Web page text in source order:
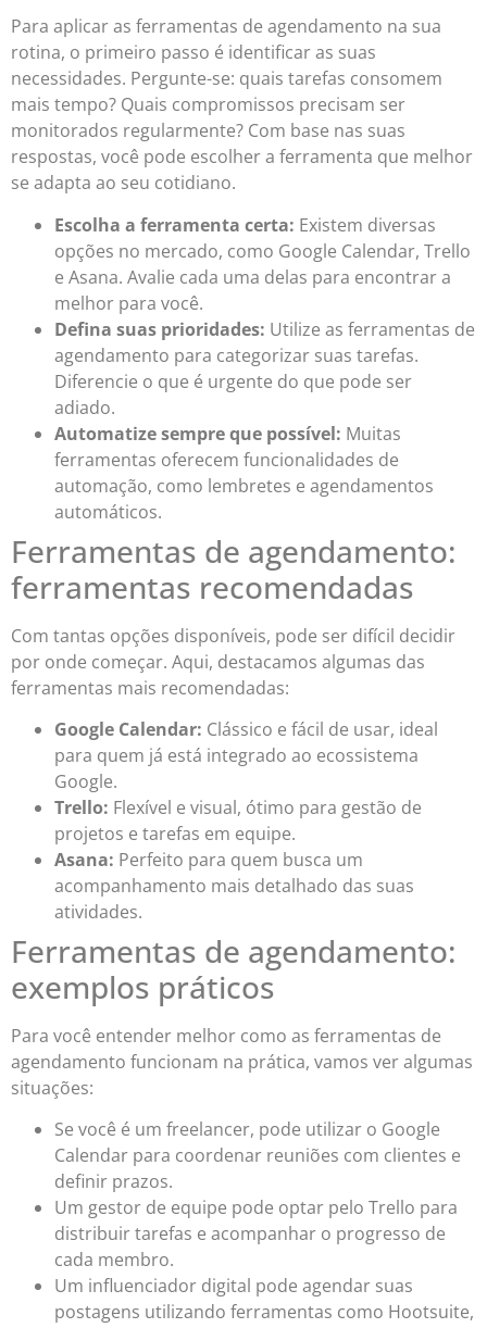
Para aplicar as ferramentas de agendamento na sua
rotina, o primeiro passo é identificar as suas
necessidades. Pergunte-se: quais tarefas consomem
mais tempo? Quais compromissos precisam ser
monitorados regularmente? Com base nas suas
respostas, você pode escolher a ferramenta que melhor
se adapta ao seu cotidiano.
Escolha a ferramenta certa: Existem diversas
opções no mercado, como Google Calendar, Trello
e Asana. Avalie cada uma delas para encontrar a
melhor para você.
Defina suas prioridades: Utilize as ferramentas de
agendamento para categorizar suas tarefas.
Diferencie o que é urgente do que pode ser
adiado.
Automatize sempre que possível: Muitas
ferramentas oferecem funcionalidades de
automação, como lembretes e agendamentos
automáticos.
Ferramentas de agendamento:
ferramentas recomendadas
Com tantas opções disponíveis, pode ser difícil decidir
por onde começar. Aqui, destacamos algumas das
ferramentas mais recomendadas:
Google Calendar: Clássico e fácil de usar, ideal
para quem já está integrado ao ecossistema
Google.
Trello: Flexível e visual, ótimo para gestão de
projetos e tarefas em equipe.
Asana: Perfeito para quem busca um
acompanhamento mais detalhado das suas
atividades.
Ferramentas de agendamento:
exemplos práticos
Para você entender melhor como as ferramentas de
agendamento funcionam na prática, vamos ver algumas
situações:
Se você é um freelancer, pode utilizar o Google
Calendar para coordenar reuniões com clientes e
definir prazos.
Um gestor de equipe pode optar pelo Trello para
distribuir tarefas e acompanhar o progresso de
cada membro.
Um influenciador digital pode agendar suas
postagens utilizando ferramentas como Hootsuite,